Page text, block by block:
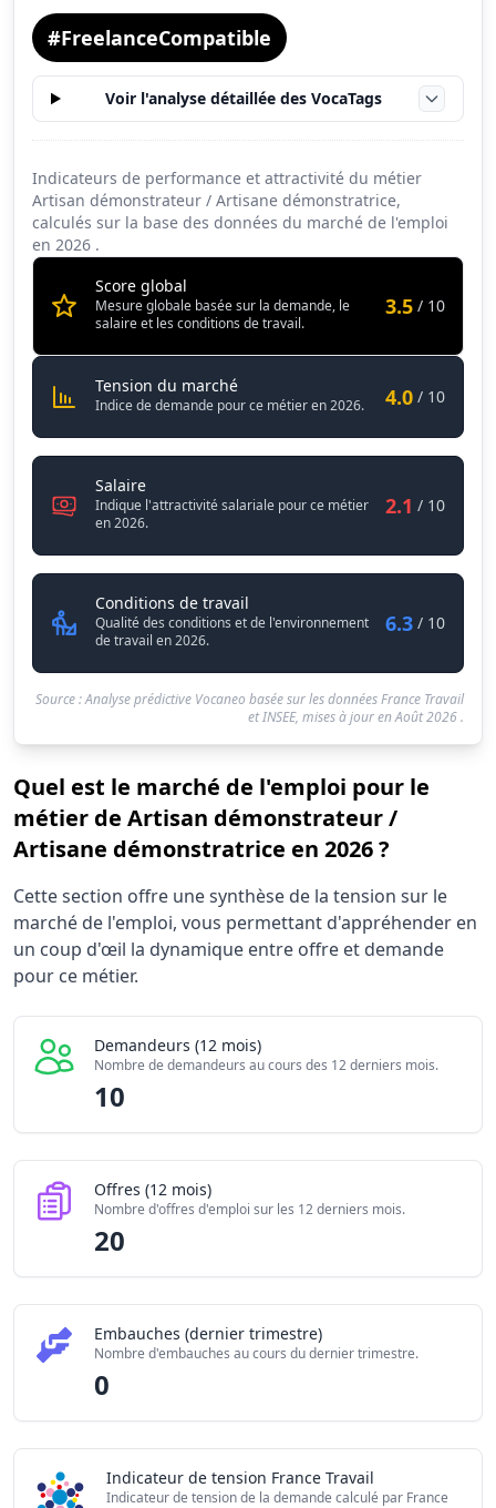
#FreelanceCompatible
Voir l'analyse détaillée des VocaTags
Indicateurs de performance et attractivité du métier
Artisan démonstrateur / Artisane démonstratrice,
calculés sur la base des données du marché de l'emploi
en 2026 .
Score global
Mesure globale basée sur la demande, le
salaire et les conditions de travail.
3.5 / 10
Tension du marchéArtisan démonstrateur / Artisane
Indice de demande pour ce métier en 2026. 4.0 / 10
SalaireArtisan démonstrateur / Artisane
Indique l'attractivité salariale pour ce métier
en 2026.
2.1 / 10
Conditions de travail
Qualité des conditions et de l'environnement
de travail en 2026.
6.3 / 10
Source : Analyse prédictive Vocaneo basée sur les données France Travail
et INSEE, mises à jour enAoût 2026.
Quel est le marché de l'emploi pour le
métier de Artisan démonstrateur /
Artisane démonstratrice en 2026 ?
Statistiques recrutement Artisan démonstrateur /
Indicateur
Demandeurs d'emploi (12 mois)
Offres publiées (12 mois)
Indice de tension globale
Cette section offre une synthèse de la tension sur le
marché de l'emploi, vous permettant d'appréhender en
un coup d'œil la dynamique entre offre et demande
pour ce métier.
Demandeurs (12 mois)
Nombre de demandeurs au cours des 12 derniers mois.
10
Offres (12 mois)
Nombre d'offres d'emploi sur les 12 derniers mois.
20
Embauches (dernier trimestre)
Nombre d'embauches au cours du dernier trimestre.
0
Indicateur de tension France Travail
Indicateur de tension de la demande calculé par France